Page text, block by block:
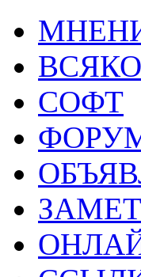
СОФТ